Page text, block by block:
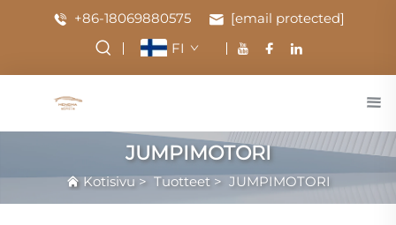
+86-18069880575
[email protected]
FI
JUMPIMOTORI
Kotisivu > Tuotteet> JUMPIMOTORI